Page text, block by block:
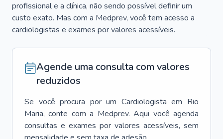
profissional e a clínica, não sendo possível definir um
custo exato. Mas com a Medprev, você tem acesso a
cardiologistas e exames por valores acessíveis.
Agende uma consulta com valores
reduzidos
Se você procura por um Cardiologista em Rio
Maria, conte com a Medprev. Aqui você agenda
consultas e exames por valores acessíveis, sem